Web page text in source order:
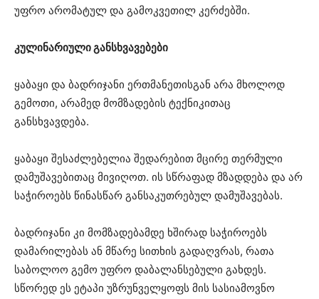
უფრო არომატულ და გამოკვეთილ კერძებში.
კულინარიული განსხვავებები
ყაბაყი და ბადრიჯანი ერთმანეთისგან არა მხოლოდ
გემოთი, არამედ მომზადების ტექნიკითაც
განსხვავდება.
ყაბაყი შესაძლებელია შედარებით მცირე თერმული
დამუშავებითაც მივიღოთ. ის სწრაფად მზადდება და არ
საჭიროებს წინასწარ განსაკუთრებულ დამუშავებას.
ბადრიჯანი კი მომზადებამდე ხშირად საჭიროებს
დამარილებას ან მწარე სითხის გადაღვრას, რათა
საბოლოო გემო უფრო დაბალანსებული გახდეს.
სწორედ ეს ეტაპი უზრუნველყოფს მის სასიამოვნო